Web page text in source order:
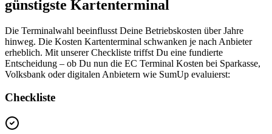
günstigste Kartenterminal
Die Terminalwahl beeinflusst Deine Betriebskosten über Jahre
hinweg. Die Kosten Kartenterminal schwanken je nach Anbieter
erheblich. Mit unserer Checkliste triffst Du eine fundierte
Entscheidung – ob Du nun die EC Terminal Kosten bei Sparkasse,
Volksbank oder digitalen Anbietern wie SumUp evaluierst:
Checkliste